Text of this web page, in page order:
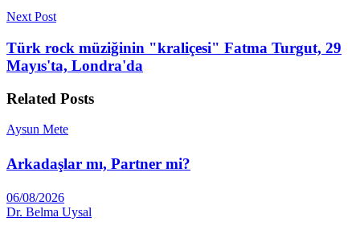
Next Post
Türk rock müziğinin "kraliçesi" Fatma Turgut, 29
Mayıs'ta, Londra'da
Related Posts
Aysun Mete
Arkadaşlar mı, Partner mi?
06/08/2026
Dr. Belma Uysal